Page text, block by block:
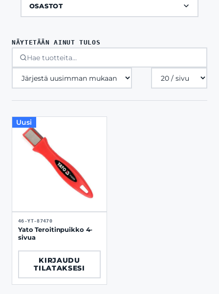
OSASTOT
NÄYTETÄÄN AINUT TULOS
Tuotteita
sivulla
Uusi
46-YT-87470
Yato Teroitinpuikko 4-
sivua
KIRJAUDU
TILATAKSESI